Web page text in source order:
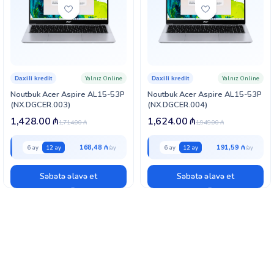
Noutbuk Acer Aspire AL15-53P
(NX.DGCER.003)
Daxili kredit Yalnız Online
1,714.00₼
1,428.00₼
6 ay 12 ay 168,48 ₼
Səbətə əlavə et
Noutbuk Acer Aspire AL15-53P
(NX.DGCER.004)
Daxili kredit Yalnız Online
1,949.00₼
1,624.00₼
6 ay 12 ay 191,59 ₼
Səbətə əlavə et